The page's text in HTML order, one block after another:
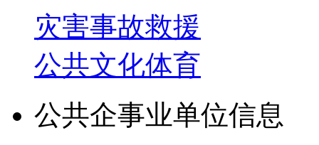
灾害事故救援
公共文化体育
公共企事业单位信息